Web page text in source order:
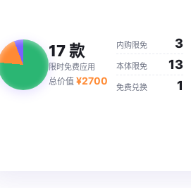
17款
限时免费应用
总价值 ¥2700
内购限免 3
本体限免 13
免费兑换 1